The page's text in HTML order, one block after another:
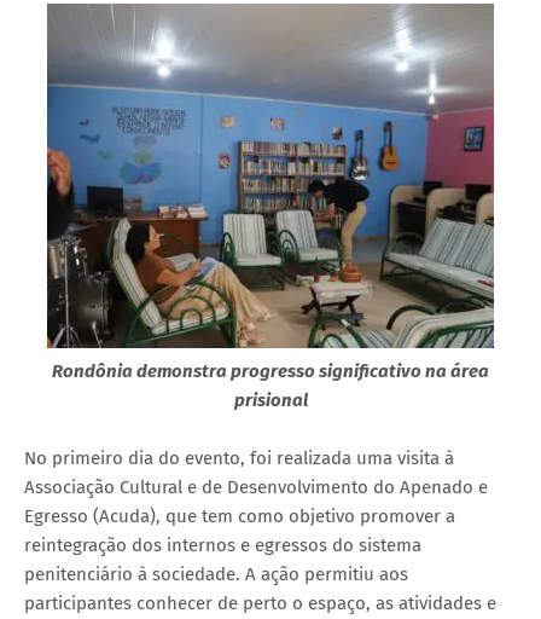
Rondônia demonstra progresso significativo na área
prisional
No primeiro dia do evento, foi realizada uma visita à
Associação Cultural e de Desenvolvimento do Apenado e
Egresso (Acuda), que tem como objetivo promover a
reintegração dos internos e egressos do sistema
penitenciário à sociedade. A ação permitiu aos
participantes conhecer de perto o espaço, as atividades e